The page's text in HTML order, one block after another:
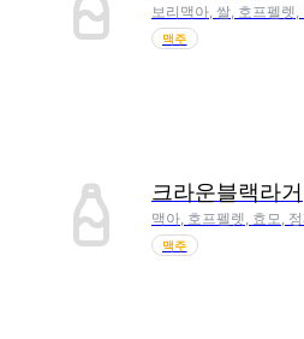
보리맥아, 쌀, 호프펠렛
맥주
크라운블랙라거
맥아, 호프펠렛, 효모,
맥주